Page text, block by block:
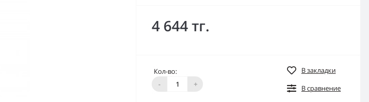
4 644 тг.
Кол-во:
-
+
В закладки
В сравнение